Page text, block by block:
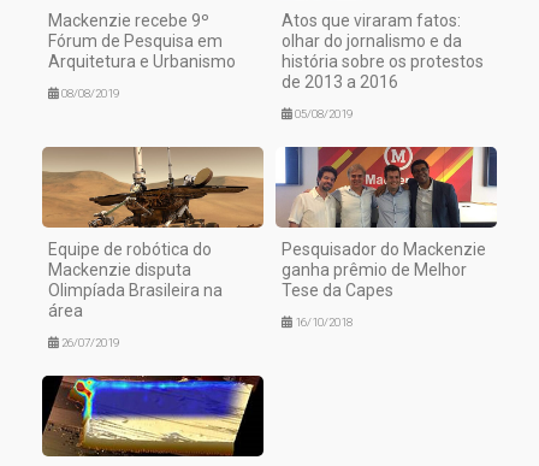
Mackenzie recebe 9º
Fórum de Pesquisa em
Arquitetura e Urbanismo
08/08/2019
Atos que viraram fatos:
olhar do jornalismo e da
história sobre os protestos
de 2013 a 2016
05/08/2019
Equipe de robótica do
Mackenzie disputa
Olimpíada Brasileira na
área
26/07/2019
Pesquisador do Mackenzie
ganha prêmio de Melhor
Tese da Capes
16/10/2018